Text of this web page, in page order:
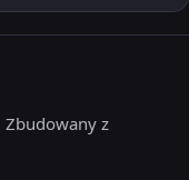
Zbudowany z